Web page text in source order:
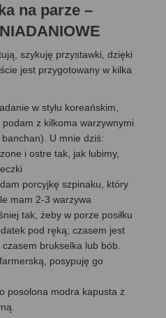
na parze –
szykuję przystawki, dzięki
jest przygotowany w kilka
w stylu koreańskim,
z kilkoma warzywnymi
U mnie dziś:
i ostre tak, jak lubimy,
porcyjkę szpinaku, który
mam 2-3 warzywa
tak, żeby w porze posiłku
pod ręką; czasem jest
brukselka lub bób.
posypuję go
posolona modra kapusta z